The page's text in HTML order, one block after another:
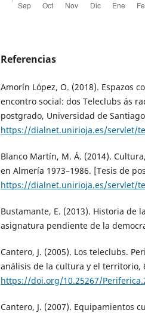
Referencias
Amorín López, O. (2018). Espazos
encontro social: dos Teleclubs ás
postgrado, Universidad de
https://dialnet.unirioja.es/servlet/
Blanco Martín, M. Á. (2014).
en Almería 1973–1986. [Tesis de
https://dialnet.unirioja.es/servlet/
Bustamante, E. (2013). Historia de
asignatura pendiente de la
Cantero, J. (2005). Los teleclubs.
análisis de la cultura y el territorio,
https://doi.org/10.25267/
Cantero, J. (2007). Equipamientos